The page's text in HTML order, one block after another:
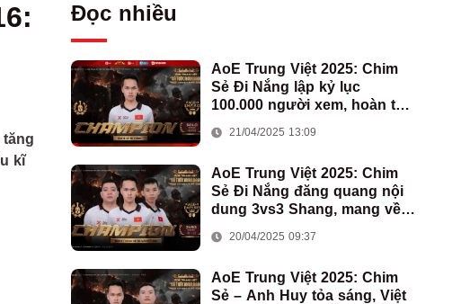
kĩ
Đọc nhiều
AoE Trung Việt 2025: Chim
Sẻ Đi Nắng lập kỷ lục
100.000 người xem, hoàn tất
Việt Nam
21/04/2025 13:09
AoE Trung Việt 2025: Chim
Sẻ Đi Nắng đăng quang nội
dung 3vs3 Shang, mang về
đoàn AoE Việt Nam
20/04/2025 09:37
AoE Trung Việt 2025: Chim
Sẻ – Anh Huy tỏa sáng, Việt